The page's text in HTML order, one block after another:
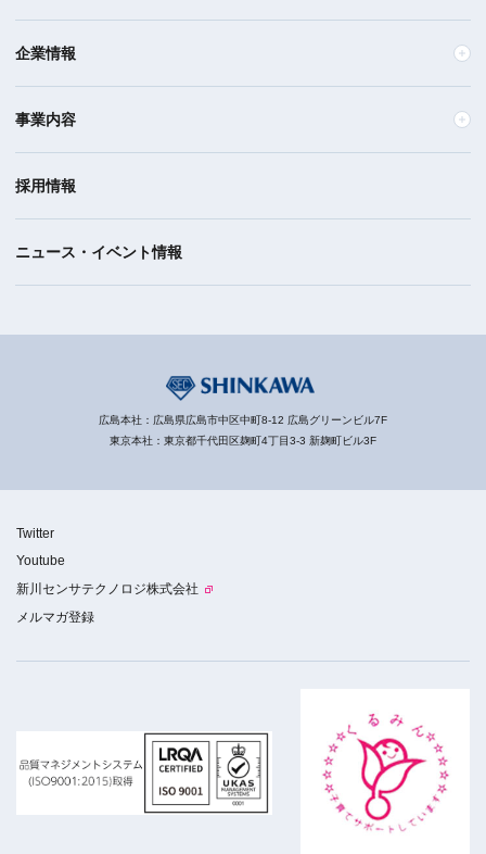
企業情報
事業内容
採用情報
ニュース・イベント情報
広島本社：広島県広島市中区中町8-12 広島グリーンビル7F
東京本社：東京都千代田区麹町4丁目3-3 新麹町ビル3F
Twitter
Youtube
新川センサテクノロジ株式会社
メルマガ登録